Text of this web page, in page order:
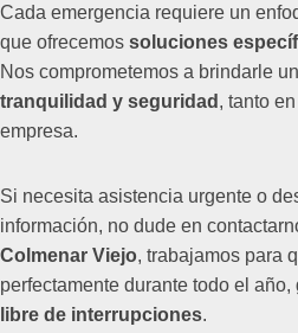
Cada emergencia requiere un
que ofrecemos soluciones
Nos comprometemos a brindarle
tranquilidad y seguridad , tanto
empresa.
Si necesita asistencia urgente o
información, no dude en
Colmenar Viejo, trabajamos para
perfectamente durante todo el año,
libre de interrupciones.